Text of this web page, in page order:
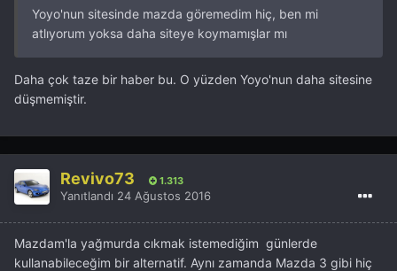
Yoyo'nun sitesinde mazda göremedim hiç, ben mi
atlıyorum yoksa daha siteye koymamışlar mı
Daha çok taze bir haber bu. O yüzden Yoyo'nun daha sitesine
düşmemiştir.
Revivo73 1.313
Yanıtlandı 24 Ağustos 2016
Mazdam'la yağmurda cıkmak istemediğim günlerde
kullanabileceğim bir alternatif. Aynı zamanda Mazda 3 gibi hiç